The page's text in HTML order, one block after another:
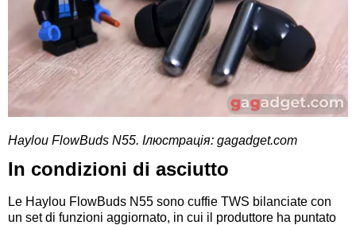
Haylou FlowBuds N55. Ілюстрація: gagadget.com
In condizioni di asciutto
Le Haylou FlowBuds N55 sono cuffie TWS bilanciate con
un set di funzioni aggiornato, in cui il produttore ha puntato